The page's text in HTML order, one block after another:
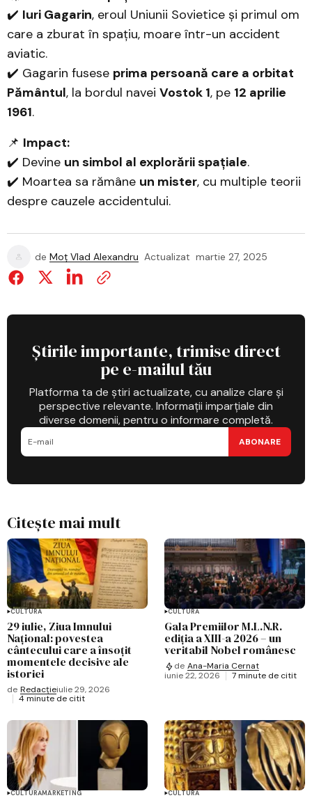
✔️ Iuri Gagarin, eroul Uniunii Sovietice și primul om
care a zburat în spațiu, moare într-un accident
aviatic.
✔️ Gagarin fusese prima persoană care a orbitat
Pământul, la bordul navei Vostok 1, pe 12 aprilie
1961.
📌 Impact:
✔️ Devine un simbol al explorării spațiale.
✔️ Moartea sa rămâne un mister, cu multiple teorii
despre cauzele accidentului.
de Moț Vlad Alexandru Actualizat martie 27, 2025
Știrile importante, trimise direct
pe e-mailul tău
Platforma ta de știri actualizate, cu analize clare și
perspective relevante. Informații imparțiale din
diverse domenii, pentru o informare completă.
ABONARE
Citește mai mult
CULTURĂ
29 iulie, Ziua Imnului
Național: povestea
cântecului care a însoțit
momentele decisive ale
istoriei
de Redacțieiulie 29, 2026
4 minute de citit
CULTURĂ
Gala Premiilor M.L.N.R.
ediția a XIII-a 2026 – un
veritabil Nobel românesc
de Ana-Maria Cernat
iunie 22, 2026
7 minute de citit
CULTURĂMARKETING CULTURĂ